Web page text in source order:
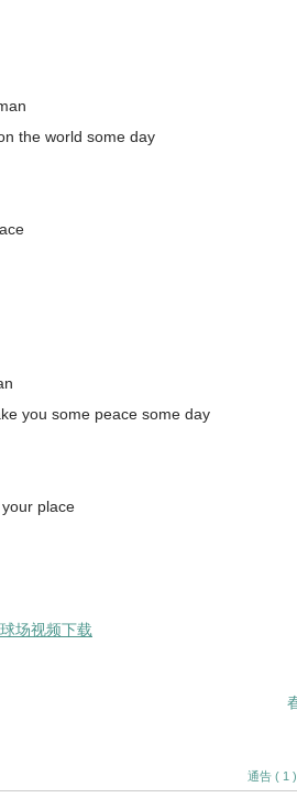
the world some day
you some peace some day
place
场视频下载
通告 ( 1 )